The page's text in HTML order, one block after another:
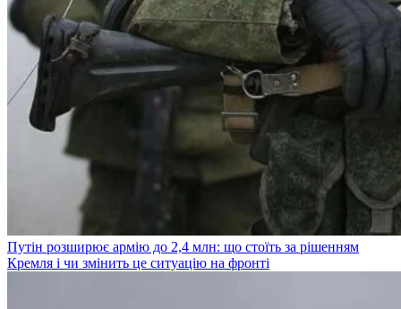
Путін розширює армію до 2,4 млн: що стоїть за рішенням
Кремля і чи змінить це ситуацію на фронті